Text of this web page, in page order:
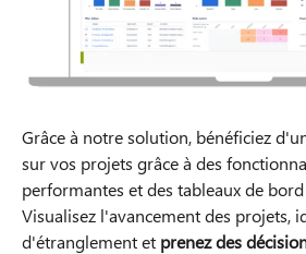
Grâce à notre solution, bénéficiez
sur vos projets grâce à des
performantes et des tableaux de
Visualisez l'avancement des projets,
d'étranglement et prenez des